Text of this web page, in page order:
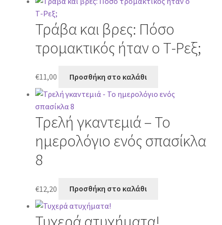
Τράβα και βρες: Πόσο
τρομακτικός ήταν ο Τ-Ρεξ;
€11,00 Προσθήκη στο καλάθι
Τρελή γκαντεμιά – Το
ημερολόγιο ενός σπασίκλα
8
€12,20 Προσθήκη στο καλάθι